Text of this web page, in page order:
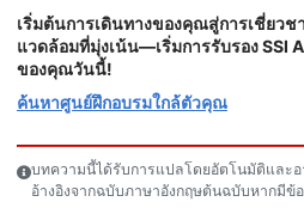
เริ่มต้นการเดินทางของคุณสู่การเชี่ยว
แวดล้อมที่มุ่งเน้น—เริ่มการรับรอง SSI
ของคุณวันนี้!
ค้นหาศูนย์ฝึกอบรมใกล้ตัวคุณ
บทความนี้ได้รับการแปลโดยอัตโนมัติและ
อ้างอิงจากฉบับภาษาอังกฤษต้นฉบับหากมีข้อ